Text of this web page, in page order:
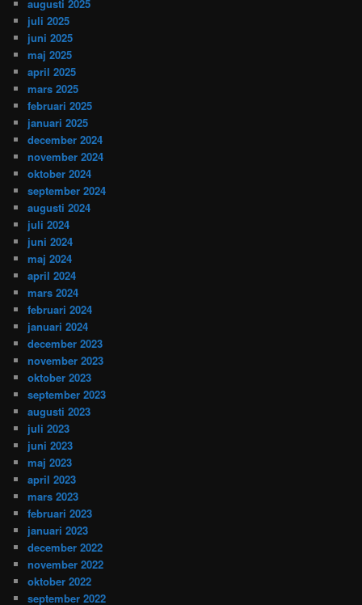
augusti 2025
juli 2025
juni 2025
maj 2025
april 2025
mars 2025
februari 2025
januari 2025
december 2024
november 2024
oktober 2024
september 2024
augusti 2024
juli 2024
juni 2024
maj 2024
april 2024
mars 2024
februari 2024
januari 2024
december 2023
november 2023
oktober 2023
september 2023
augusti 2023
juli 2023
juni 2023
maj 2023
april 2023
mars 2023
februari 2023
januari 2023
december 2022
november 2022
oktober 2022
september 2022